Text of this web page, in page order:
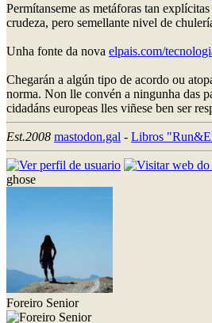
Permítanseme as metáforas tan explícitas
crudeza, pero semellante nivel de
Unha fonte da nova elpais.com/
Chegarán a algún tipo de acordo ou
norma. Non lle convén a ningunha das
cidadáns europeas lles viñese ben ser
Est.2008 mastodon.gal - Libros
ghose
Foreiro Senior